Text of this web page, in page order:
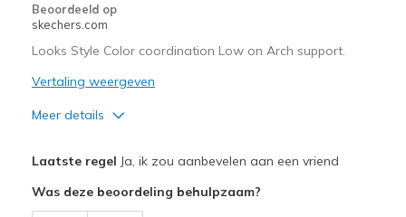
Beoordeeld op
skechers.com
Looks Style Color coordination Low on Arch support.
Vertaling weergeven
Meer details
Comfortable
Laatste regel Ja, ik zou aanbevelen aan een vriend
Was deze beoordeling behulpzaam?